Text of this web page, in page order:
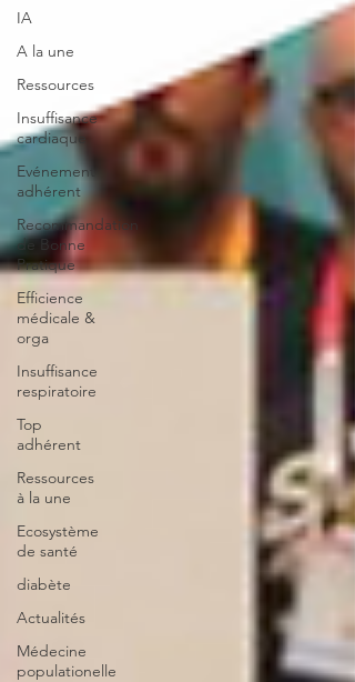
IA
A la une
Ressources
Insuffisance
cardiaque
Evénement
adhérent
Recommandation
de Bonne
Pratique
Efficience
médicale &
orga
Insuffisance
respiratoire
Top
adhérent
Ressources
à la une
Ecosystème
de santé
diabète
Actualités
Médecine
populationelle